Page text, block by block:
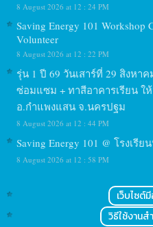
8 August 2026 at 12 : 24 PM
Saving Energy 101 Workshop
Volunteer
8 August 2026 at 12 : 22 PM
รุ่น 1 ปี 69 วันเสาร์ที่ 29 สิงหา
ซ่อมแซม + ทาสีอาคารเรียน ใ
อ.กำแพงแสน จ.นครปฐม
8 August 2026 at 12 : 44 PM
Saving Energy 101 @ โรงเรีย
8 August 2026 at 12 : 58 PM
เว็บไซต์
วิธีใช้งาน